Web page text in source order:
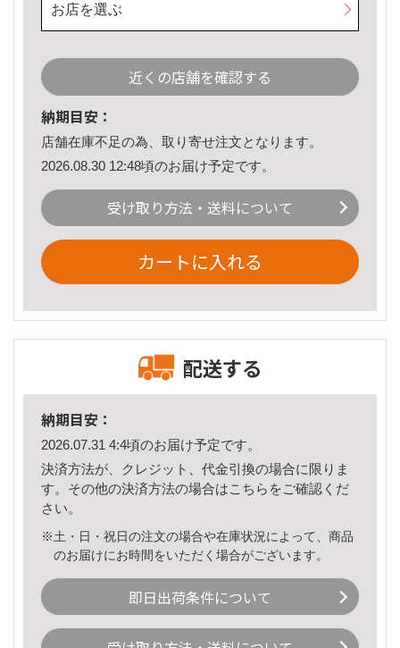
お店を選ぶ
近くの店舗を確認する
納期目安：
店舗在庫不足の為、取り寄せ注文となります。
2026.08.30 12:48頃のお届け予定です。
受け取り方法・送料について
カートに入れる
配送する
納期目安：
2026.07.31 4:4頃のお届け予定です。
決済方法が、クレジット、代金引換の場合に限りま
す。その他の決済方法の場合はこちら をご確認くだ
さい。
※土・日・祝日の注文の場合や在庫状況によって、商品
のお届けにお時間をいただく場合がございます。
即日出荷条件について